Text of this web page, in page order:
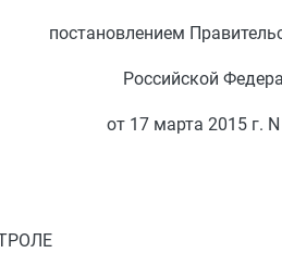
постановлением
Российской
от 17 марта 2015 г.